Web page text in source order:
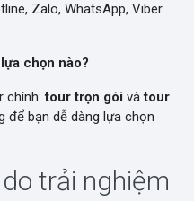
Zalo, WhatsApp, Viber
chọn nào?
chính:tour trọn gói vàtour
để bạn dễ dàng lựa chọn
trải nghiệm